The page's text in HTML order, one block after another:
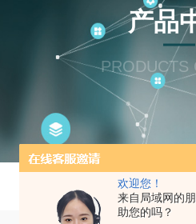
欢迎您！
来自局域网的
助您的吗？
产品
PRODUCTS
当前位置：